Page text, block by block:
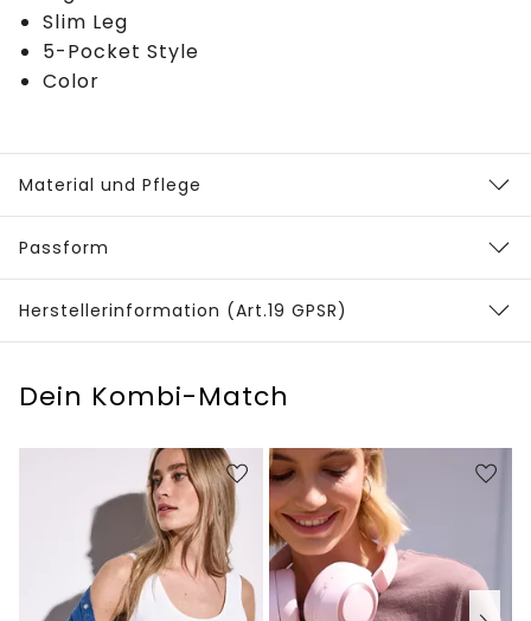
Slim Leg
5-Pocket Style
Color
Material und Pflege
Passform
Herstellerinformation (Art.19 GPSR)
Dein Kombi-Match